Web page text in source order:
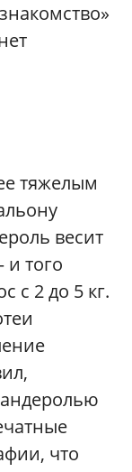
тяжелым
весит
того
с 2 до 5 кг.
что